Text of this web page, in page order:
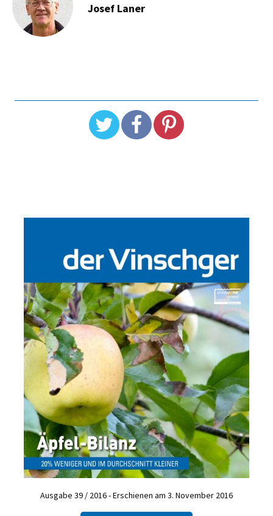
Josef Laner
Ausgabe 39 / 2016 - Erschienen am 3. November 2016